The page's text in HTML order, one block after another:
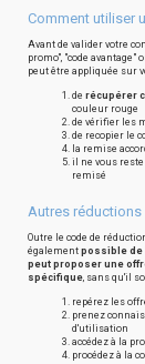
Comment utiliser
Avant de valider votre
promo", "code avantage"
peut être appliquée sur
de récupérer
couleur rouge
de vérifier les
de recopier le
la remise
il ne vous
remisé
Autres
Outre le code de
également possible de
peut proposer une
spécifique, sans qu'il
repérez les
prenez
d'utilisation
accédez à la
procédez à la